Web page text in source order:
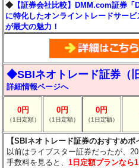
◆ 【証券会社比較】DMM.com証券
に特化したオンライントレードサー
が最大の魅力！
◆SBIネオトレード証券（
詳細情報ページへ
0円
（1日定額）
0円
（1日定額）
0円
（1日定額）
【SBIネオトレード証券のおすすめポ
以前はライブスター証券だったが、
手数料を見ると、1日定額プランなら